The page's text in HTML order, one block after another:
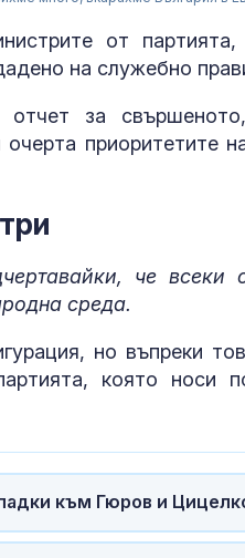
от партията,
на служебно
за
приоритетите
че всеки
среда.
но въпреки
която носи
към Гюров и